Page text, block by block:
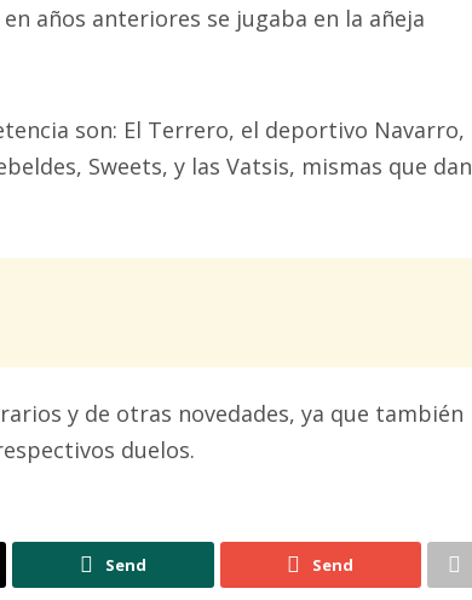
años anteriores se jugaba en la añeja
son: El Terrero, el deportivo Navarro,
Sweets, y las Vatsis, mismas que dan
y de otras novedades, ya que también
duelos.
Send Send